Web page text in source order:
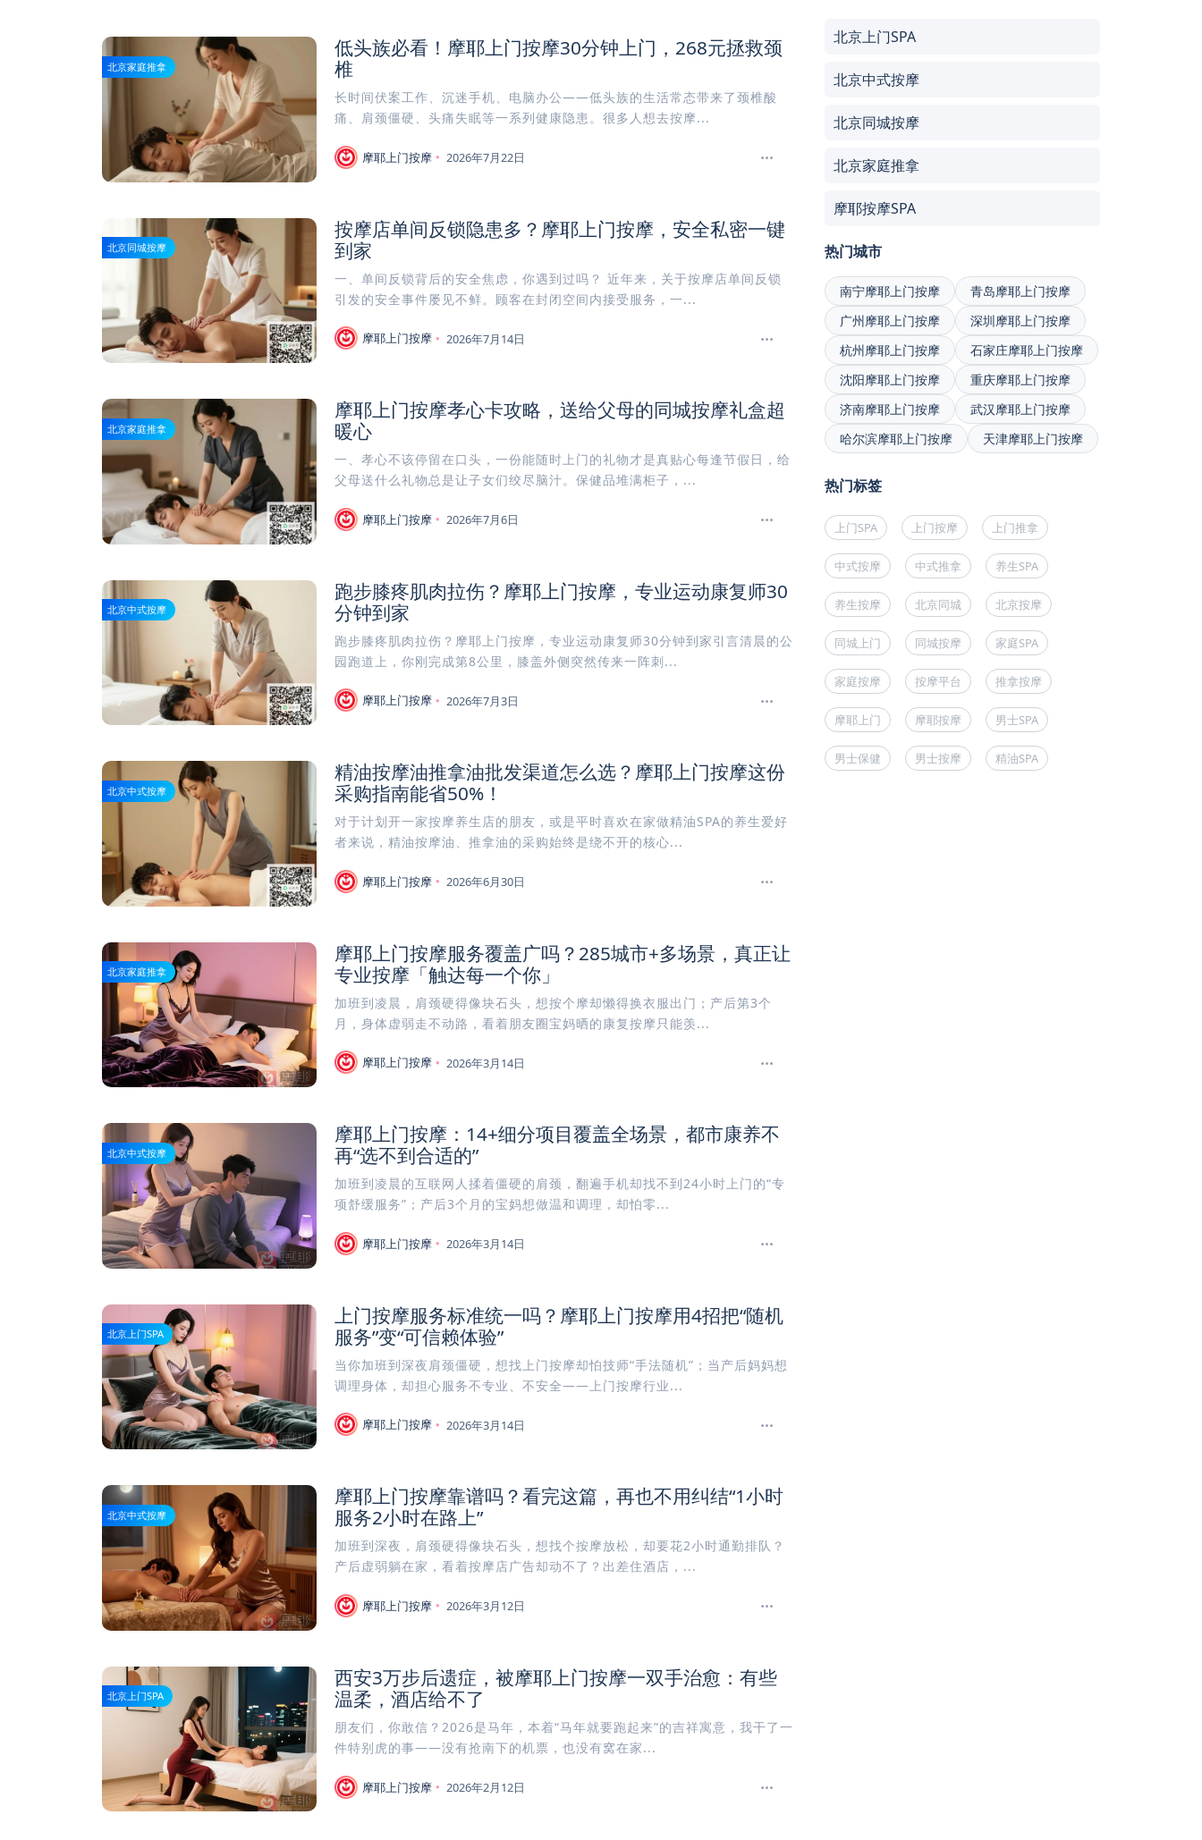
北京家庭推拿
低头族必看！摩耶上门按摩30分钟上门，268元拯救颈
椎
长时间伏案工作、沉迷手机、电脑办公——低头族的生活常态带来了颈椎酸
痛、肩颈僵硬、头痛失眠等一系列健康隐患。很多人想去按摩...
摩耶上门按摩 2026年7月22日
北京同城按摩
按摩店单间反锁隐患多？摩耶上门按摩，安全私密一键
到家
一、单间反锁背后的安全焦虑，你遇到过吗？ 近年来，关于按摩店单间反锁
引发的安全事件屡见不鲜。顾客在封闭空间内接受服务，一...
摩耶上门按摩 2026年7月14日
北京家庭推拿
摩耶上门按摩孝心卡攻略，送给父母的同城按摩礼盒超
暖心
一、孝心不该停留在口头，一份能随时上门的礼物才是真贴心每逢节假日，给
父母送什么礼物总是让子女们绞尽脑汁。保健品堆满柜子，...
摩耶上门按摩 2026年7月6日
北京中式按摩
跑步膝疼肌肉拉伤？摩耶上门按摩，专业运动康复师30
分钟到家
跑步膝疼肌肉拉伤？摩耶上门按摩，专业运动康复师30分钟到家引言清晨的公
园跑道上，你刚完成第8公里，膝盖外侧突然传来一阵刺...
摩耶上门按摩 2026年7月3日
北京中式按摩
精油按摩油推拿油批发渠道怎么选？摩耶上门按摩这份
采购指南能省50%！
对于计划开一家按摩养生店的朋友，或是平时喜欢在家做精油SPA的养生爱好
者来说，精油按摩油、推拿油的采购始终是绕不开的核心...
摩耶上门按摩 2026年6月30日
北京家庭推拿
摩耶上门按摩服务覆盖广吗？285城市+多场景，真正让
专业按摩「触达每一个你」
加班到凌晨，肩颈硬得像块石头，想按个摩却懒得换衣服出门；产后第3个
月，身体虚弱走不动路，看着朋友圈宝妈晒的康复按摩只能羡...
摩耶上门按摩 2026年3月14日
北京中式按摩
摩耶上门按摩：14+细分项目覆盖全场景，都市康养不
再“选不到合适的”
加班到凌晨的互联网人揉着僵硬的肩颈，翻遍手机却找不到24小时上门的“专
项舒缓服务”；产后3个月的宝妈想做温和调理，却怕零...
摩耶上门按摩 2026年3月14日
北京上门SPA
上门按摩服务标准统一吗？摩耶上门按摩用4招把“随机
服务”变“可信赖体验”
当你加班到深夜肩颈僵硬，想找上门按摩却怕技师“手法随机”；当产后妈妈想
调理身体，却担心服务不专业、不安全——上门按摩行业...
摩耶上门按摩 2026年3月14日
北京中式按摩
摩耶上门按摩靠谱吗？看完这篇，再也不用纠结“1小时
服务2小时在路上”
加班到深夜，肩颈硬得像块石头，想找个按摩放松，却要花2小时通勤排队？
产后虚弱躺在家，看着按摩店广告却动不了？出差住酒店，...
摩耶上门按摩 2026年3月12日
北京上门SPA
西安3万步后遗症，被摩耶上门按摩一双手治愈：有些
温柔，酒店给不了
朋友们，你敢信？2026是马年，本着“马年就要跑起来”的吉祥寓意，我干了一
件特别虎的事——没有抢南下的机票，也没有窝在家...
摩耶上门按摩 2026年2月12日
北京上门SPA
北京中式按摩
北京同城按摩
北京家庭推拿
摩耶按摩SPA
热门城市
南宁摩耶上门按摩
青岛摩耶上门按摩
广州摩耶上门按摩
深圳摩耶上门按摩
杭州摩耶上门按摩
石家庄摩耶上门按摩
沈阳摩耶上门按摩
重庆摩耶上门按摩
济南摩耶上门按摩
武汉摩耶上门按摩
哈尔滨摩耶上门按摩
天津摩耶上门按摩
热门标签
上门SPA 上门按摩 上门推拿
中式按摩 中式推拿 养生SPA
养生按摩 北京同城 北京按摩
同城上门 同城按摩 家庭SPA
家庭按摩 按摩平台 推拿按摩
摩耶上门 摩耶按摩 男士SPA
男士保健 男士按摩 精油SPA